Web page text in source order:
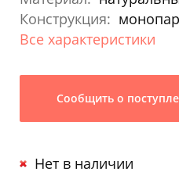
Конструкция:
Все характеристики
Сообщить о
Нет в наличии